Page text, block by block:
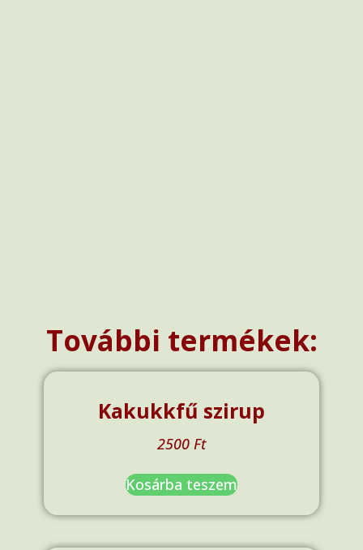
További termékek:
Kakukkfű szirup
2500 Ft
Kosárba teszem